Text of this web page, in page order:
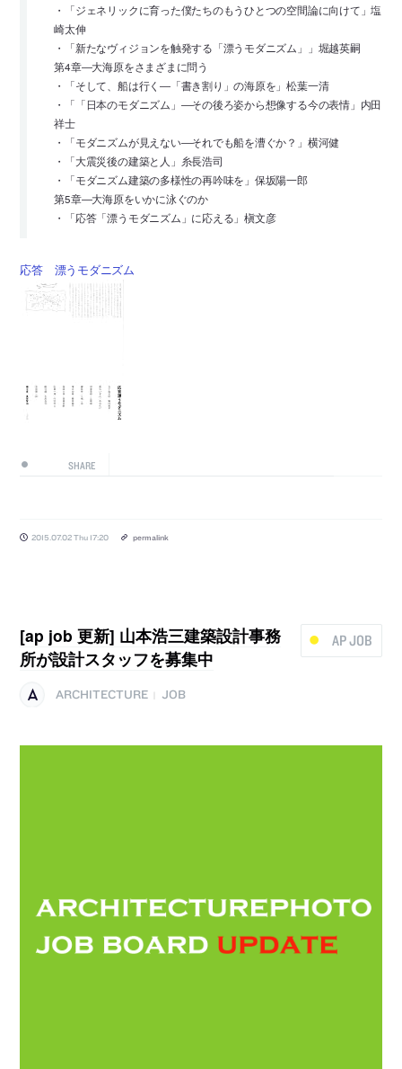
・「ジェネリックに育った僕たちのもうひとつの空間論に向けて」塩
崎太伸
・「新たなヴィジョンを触発する「漂うモダニズム」」堀越英嗣
第4章―大海原をさまざまに問う
・「そして、船は行く―「書き割り」の海原を」松葉一清
・「「日本のモダニズム」―その後ろ姿から想像する今の表情」内田
祥士
・「モダニズムが見えない―それでも船を漕ぐか？」横河健
・「大震災後の建築と人」糸長浩司
・「モダニズム建築の多様性の再吟味を」保坂陽一郎
第5章―大海原をいかに泳ぐのか
・「応答「漂うモダニズム」に応える」槇文彦
応答 漂うモダニズム
SHARE
2015.07.02 Thu 17:20 permalink
AP JOB
[ap job 更新] 山本浩三建築設計事務
所が設計スタッフを募集中
ARCHITECTURE JOB